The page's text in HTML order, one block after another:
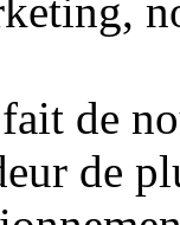
de
de